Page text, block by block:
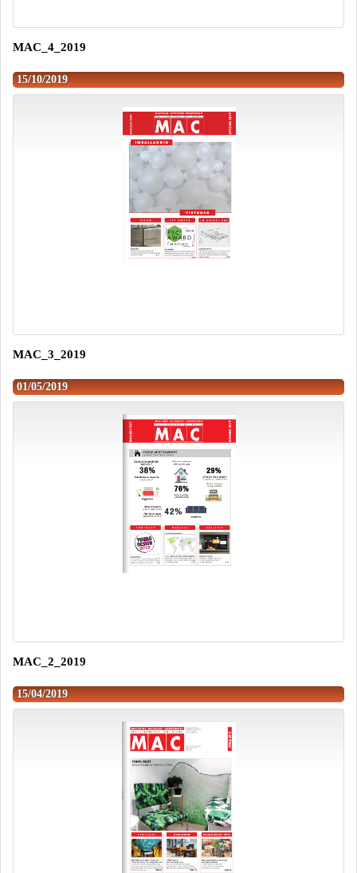
MAC_4_2019
15/10/2019
MAC_3_2019
01/05/2019
MAC_2_2019
15/04/2019